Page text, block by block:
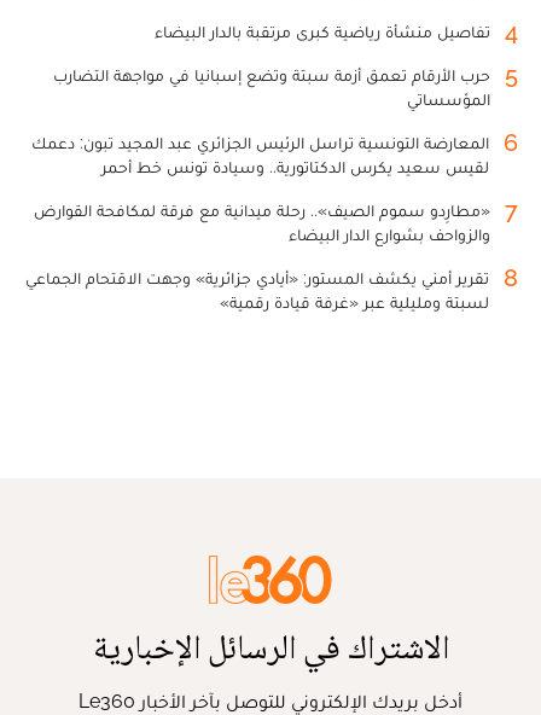
4 تفاصيل منشأة رياضية كبرى مرتقبة بالدار البيضاء
5
حرب الأرقام تعمق أزمة سبتة وتضع إسبانيا في مواجهة التضارب
المؤسساتي
6
المعارضة التونسية تراسل الرئيس الجزائري عبد المجيد تبون: دعمك
لقيس سعيد يكرس الدكتاتورية.. وسيادة تونس خط أحمر
7
«مطارِدو سموم الصيف».. رحلة ميدانية مع فرقة لمكافحة القوارض
والزواحف بشوارع الدار البيضاء
8
تقرير أمني يكشف المستور: «أيادي جزائرية» وجهت الاقتحام الجماعي
لسبتة ومليلية عبر «غرفة قيادة رقمية»
الاشتراك في الرسائل الإخبارية
أدخل بريدك الإلكتروني للتوصل بآخر الأخبار Le360